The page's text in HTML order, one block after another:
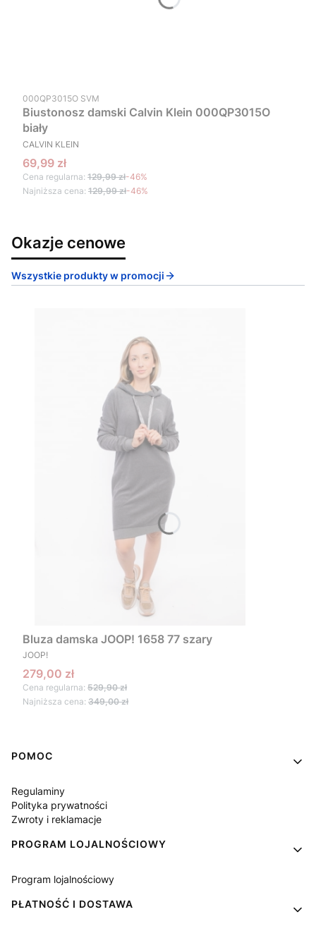
Kod produktu
000QP3015O SVM
Biustonosz damski Calvin Klein 000QP3015O
biały
PRODUCENT
CALVIN KLEIN
Cena promocyjna
69,99 zł
Cena regularna: 129,99 zł-46%
Najniższa cena: 129,99 zł-46%
Okazje cenowe
Wszystkie produkty w promocji
Bluza damska JOOP! 1658 77 szary
PRODUCENT
JOOP!
Cena promocyjna
279,00 zł
Cena regularna: 529,90 zł
Najniższa cena: 349,00 zł
Linki w stopce
POMOC
Regulaminy
Polityka prywatności
Zwroty i reklamacje
PROGRAM LOJALNOŚCIOWY
Program lojalnościowy
PŁATNOŚĆ I DOSTAWA